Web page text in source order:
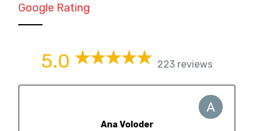
Google Rating
5.0 223 reviews
Ana Voloder